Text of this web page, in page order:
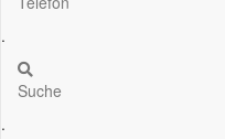
.
Suche
.